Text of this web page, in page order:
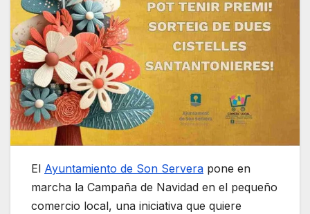
El Ayuntamiento de Son Servera pone en
marcha la Campaña de Navidad en el pequeño
comercio local, una iniciativa que quiere